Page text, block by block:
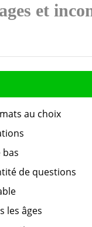
et
au choix
bas
de questions
les âges